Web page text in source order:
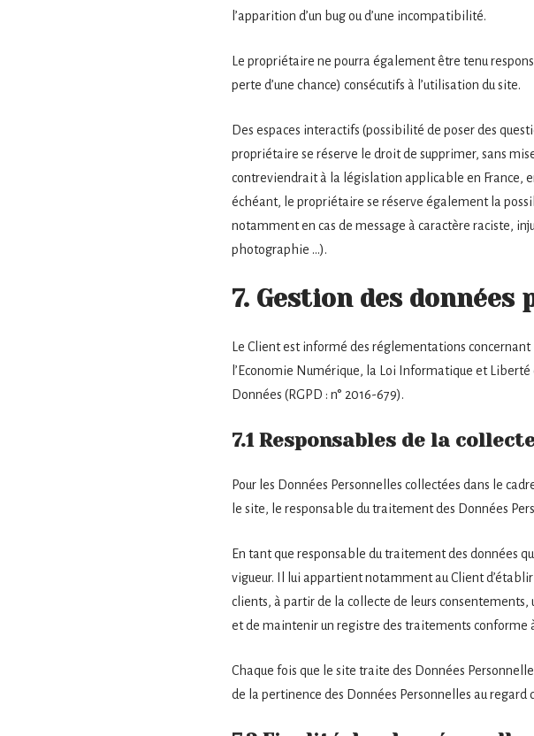
l’apparition d’un bug ou d’une incompatibilité.
Le propriétaire ne pourra également être tenu
perte d’une chance) consécutifs à l’utilisation du site.
Des espaces interactifs (possibilité de poser des
propriétaire se réserve le droit de supprimer, sans
contreviendrait à la législation applicable en France,
échéant, le propriétaire se réserve également la
notamment en cas de message à caractère raciste,
photographie …).
7. Gestion des données
Le Client est informé des réglementations
l’Economie Numérique, la Loi Informatique et
Données (RGPD : n° 2016-679).
7.1 Responsables de la
Pour les Données Personnelles collectées dans le
le site, le responsable du traitement des Données
En tant que responsable du traitement des données
vigueur. Il lui appartient notamment au Client
clients, à partir de la collecte de leurs
et de maintenir un registre des traitements conforme
Chaque fois que le site traite des Données
de la pertinence des Données Personnelles au